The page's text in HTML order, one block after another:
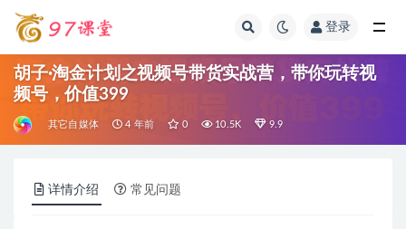
登录
胡子·淘金计划之视频号带货实战营，带你玩转视
频号，价值399
其它自媒体 4 年前 0 10.5K 9.9
详情介绍 常见问题